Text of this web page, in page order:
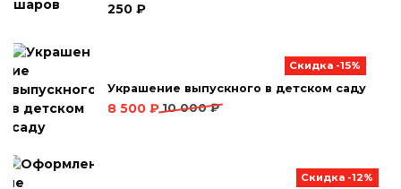
250 ₽
Скидка -15%
Украшение выпускного в детском саду
10 000₽
Первоначальная
8 500 ₽
Текущая
Скидка -12%